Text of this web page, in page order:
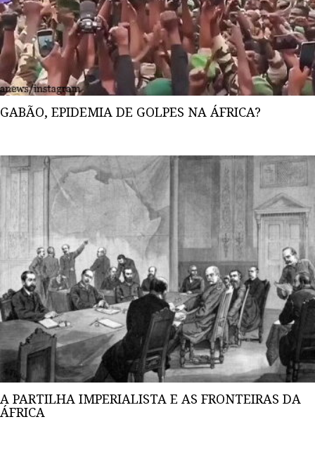
GABÃO, EPIDEMIA DE GOLPES NA ÁFRICA?
A PARTILHA IMPERIALISTA E AS FRONTEIRAS DA
ÁFRICA